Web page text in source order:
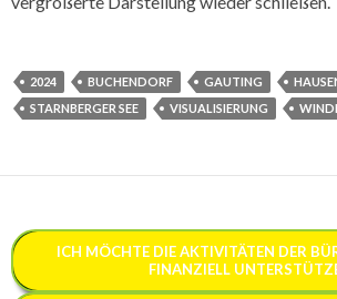
2024 BUCHENDORF GAUTING
STARNBERGER SEE
VISUALISIERUNG
ICH MÖCHTE DIE AKTIVITÄTEN DER
FINANZIELL